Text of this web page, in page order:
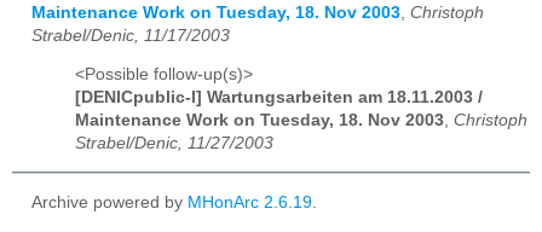
Maintenance Work on Tuesday, 18. Nov 2003 Christoph
Strabel/Denic, 11/17/2003
<Possible follow-up(s)>
[DENICpublic-l] Wartungsarbeiten am 18.11.2003 /
Maintenance Work on Tuesday, 18. Nov 2003, Christoph
Strabel/Denic, 11/27/2003
Archive powered by MHonArc 2.6.19.